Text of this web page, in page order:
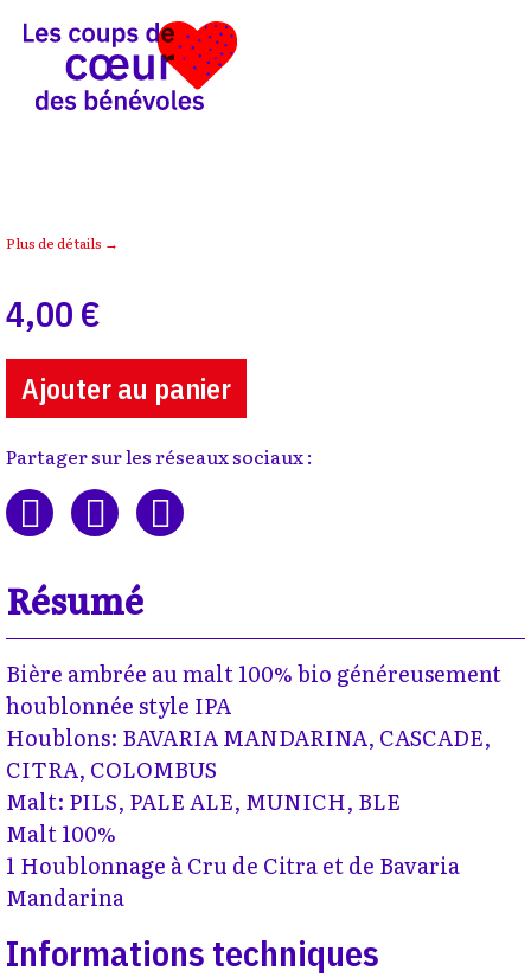
Plus de détails →
4,00 €
Ajouter au panier
Partager sur les réseaux sociaux :
Résumé
Bière ambrée au malt 100% bio généreusement
houblonnée style IPA
Houblons: BAVARIA MANDARINA, CASCADE,
CITRA, COLOMBUS
Malt: PILS, PALE ALE, MUNICH, BLE
Malt 100%
1 Houblonnage à Cru de Citra et de Bavaria
Mandarina
Informations techniques